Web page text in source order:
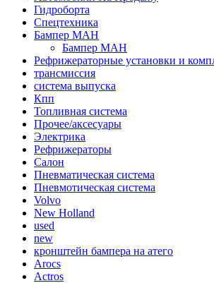
Гидроборта
Спецтехника
Бампер МАН
Бампер МАН
Рефрижераторные установки и
трансмиссия
система выпуска
Кпп
Топливная система
Прочее/аксесуары
Электрика
Рефрижераторы
Салон
Пневматическая система
Пневмотическая система
Volvo
New Holland
used
new
кронштейн бампера на атего
Arocs
Actros